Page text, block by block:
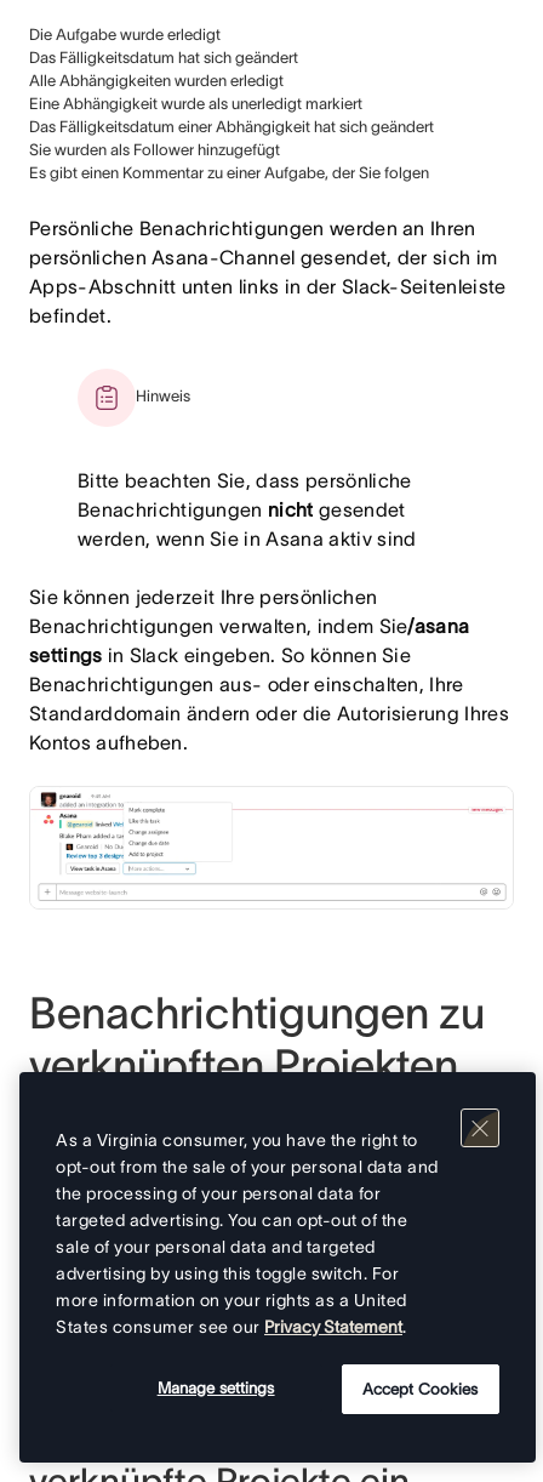
Die Aufgabe wurde erledigt
Das Fälligkeitsdatum hat sich geändert
Alle Abhängigkeiten wurden erledigt
Eine Abhängigkeit wurde als unerledigt markiert
Das Fälligkeitsdatum einer Abhängigkeit hat sich geändert
Sie wurden als Follower hinzugefügt
Es gibt einen Kommentar zu einer Aufgabe, der Sie folgen
Persönliche Benachrichtigungen werden an Ihren
persönlichen Asana-Channel gesendet, der sich im
Apps-Abschnitt unten links in der Slack-Seitenleiste
befindet.
Hinweis
Bitte beachten Sie, dass persönliche
Benachrichtigungen nicht gesendet
werden, wenn Sie in Asana aktiv sind
Sie können jederzeit Ihre persönlichen
Benachrichtigungen verwalten, indem Sie/asana
settings in Slack eingeben. So können Sie
Benachrichtigungen aus- oder einschalten, Ihre
Standarddomain ändern oder die Autorisierung Ihres
Kontos aufheben.
Benachrichtigungen zu
verknüpften Projekten
Sie können ein Asana-Projekt direkt in den
Projekteinstellungenvon Asana mit einem Slack-
Channel verknüpfen. Nur Projekt-Admins und
Editoren können verknüpfte
Projektbenachrichtigungen einrichten, bearbeiten
oder entfernen.
So richten Sie
As a Virginia consumer, you have the right to
opt-out from the sale of your personal data and
the processing of your personal data for
targeted advertising. You can opt-out of the
sale of your personal data and targeted
advertising by using this toggle switch. For
more information on your rights as a United
States consumer see our Privacy Statement.
Manage settings Accept Cookies